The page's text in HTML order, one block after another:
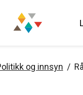
og innsyn